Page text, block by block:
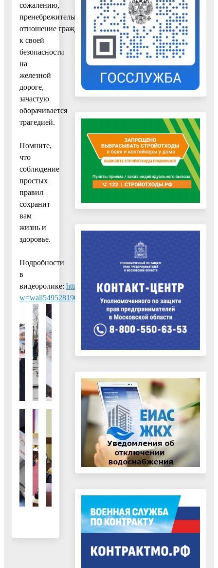
сожалению,
пренебрежительное
отношение граждан
к своей
безопасности
на
железной
дороге,
зачастую
оборачивается
трагедией.
Помните,
что
соблюдение
простых
правил
сохранит
вам
жизнь и
здоровье.
Подробности
в
видеоролике: https://vk.com/avbolotnikov?
w=wall549528190_6854%2Fall.